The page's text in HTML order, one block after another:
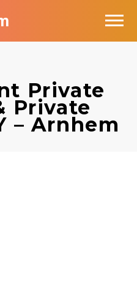
Private
Private
– Arnhem